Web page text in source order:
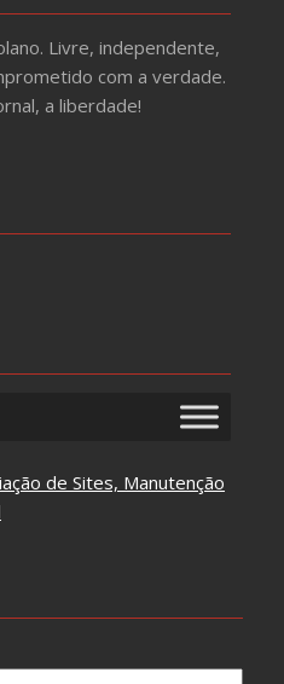
Livre, independente,
com a verdade.
a liberdade!
de Sites, Manutenção